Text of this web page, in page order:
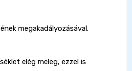
megakadályozásával.
elég meleg, ezzel is